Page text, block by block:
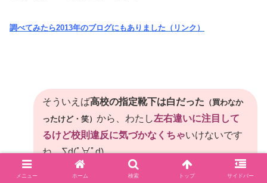
調べてみたら2013年のブログにもありました（リンク）
そういえば高校の指定靴下は白だった （買わなか
ったけど・笑） から、わたし左右違いに注目して
るけど校則違反に気づかなくちゃいけないです
ね ∑d(ﾟ∀ﾟd)
メニュー ホーム 検索 トップ サイドバー